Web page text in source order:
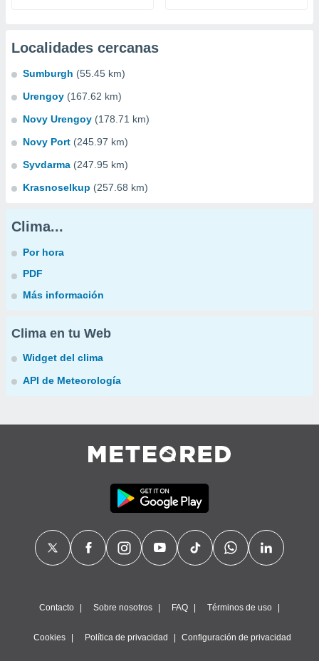
Localidades cercanas
Sumburgh (55.45 km)
Urengoy (167.62 km)
Novy Urengoy (178.71 km)
Novy Port (245.97 km)
Syvdarma (247.95 km)
Krasnoselkup (257.68 km)
Clima...
Por hora
PDF
Más información
Clima en tu Web
Widget del clima
API de Meteorología
Contacto Sobre nosotros FAQ Términos de uso
Cookies Política de privacidad Configuración de privacidad